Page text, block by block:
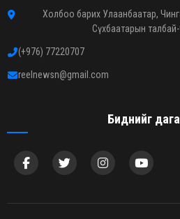
Холбоо барих Улаанбаатар,
Сүхбаатарын
(+976) 77220707
reelnewsn@gmail.com
Биднийг